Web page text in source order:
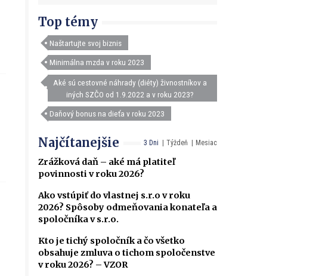
Top témy
Naštartujte svoj biznis
Minimálna mzda v roku 2023
Aké sú cestovné náhrady (diéty) živnostníkov a
iných SZČO od 1.9.2022 a v roku 2023?
Daňový bonus na dieťa v roku 2023
3 Dni Týždeň Mesiac
Najčítanejšie
Zrážková daň – aké má platiteľ
povinnosti v roku 2026?
Ako vstúpiť do vlastnej s.r.o v roku
2026? Spôsoby odmeňovania konateľa a
spoločníka v s.r.o.
Kto je tichý spoločník a čo všetko
obsahuje zmluva o tichom spoločenstve
v roku 2026? – VZOR